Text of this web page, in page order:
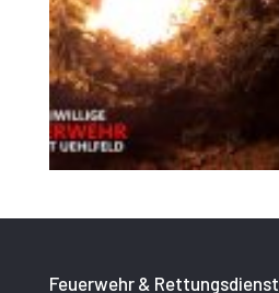
Feuerwehr & Rettungsdienst